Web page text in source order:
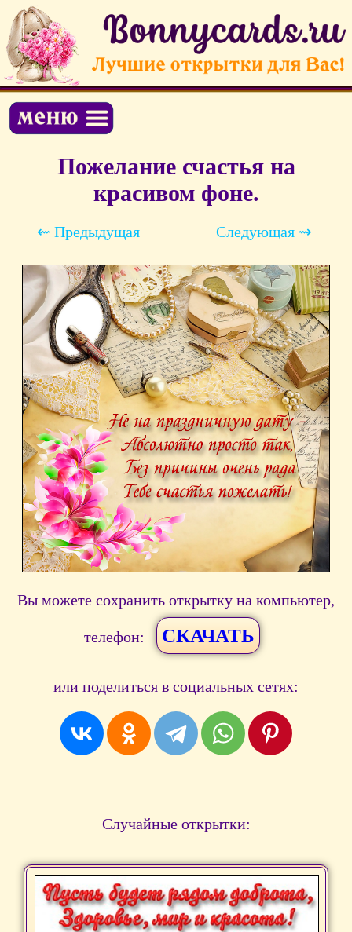
Пожелание счастья на
красивом фоне.
⇜ Предыдущая Следующая ⇝
Вы можете сохранить открытку на компьютер,
телефон: СКАЧАТЬ
или поделиться в социальных сетях:
Случайные открытки: